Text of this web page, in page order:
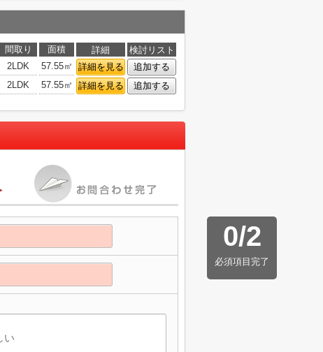
間取り 面積 詳細
検討リスト
2LDK 57.55㎡ 詳細を見る
追加する
2LDK 57.55㎡ 詳細を見る 追加する
0/2
必須項目完了